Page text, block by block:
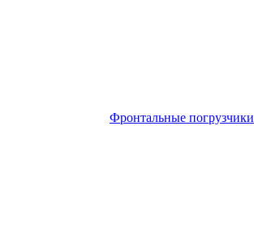
Фронтальные погрузчики